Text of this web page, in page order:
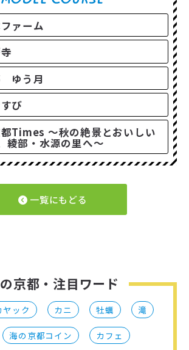
ァーム
ゆう月
び
Times ～秋の絶景とおいしい
綾部・水源の里へ～
一覧にもどる
京都・注目ワード
ック カニ 牡蠣 滝
海の京都コイン カフェ